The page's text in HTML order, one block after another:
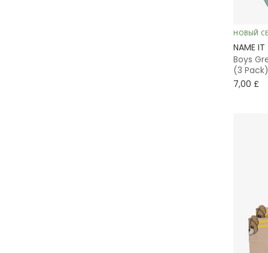
НОВЫЙ
NAME IT
Boys
(3 Pack)
7,00 £